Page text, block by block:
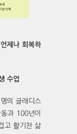
제나 회복하
수업
의 글래디스
과 100년이
고 활기찬 삶